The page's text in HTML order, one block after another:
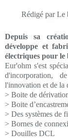
Rédigé par Le
Depuis sa
développe et
électriques pour le
Eur'ohm s'est
d'incorporation,
l'innovation et de la
> Boite de
> Boite
> Des systèmes de
> Bornes de
> Douilles DCL